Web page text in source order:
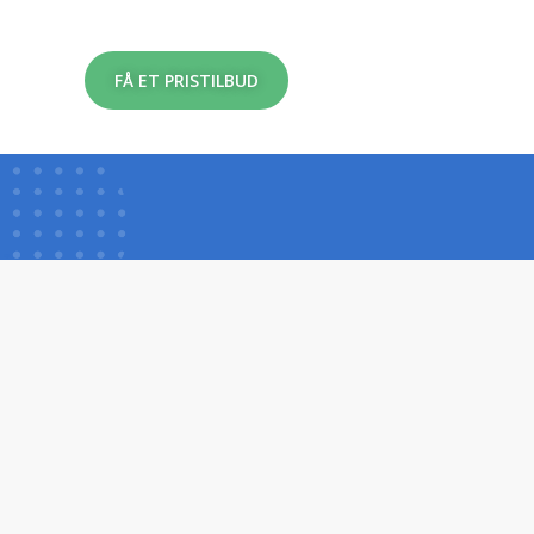
FÅ ET PRISTILBUD